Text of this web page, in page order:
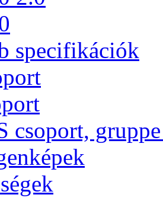
specifikációk
csoport,